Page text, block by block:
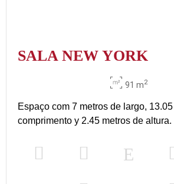
SALA NEW YORK
91 m2
Espaço com 7 metros de largo,
comprimento y 2.45 metros de altura.